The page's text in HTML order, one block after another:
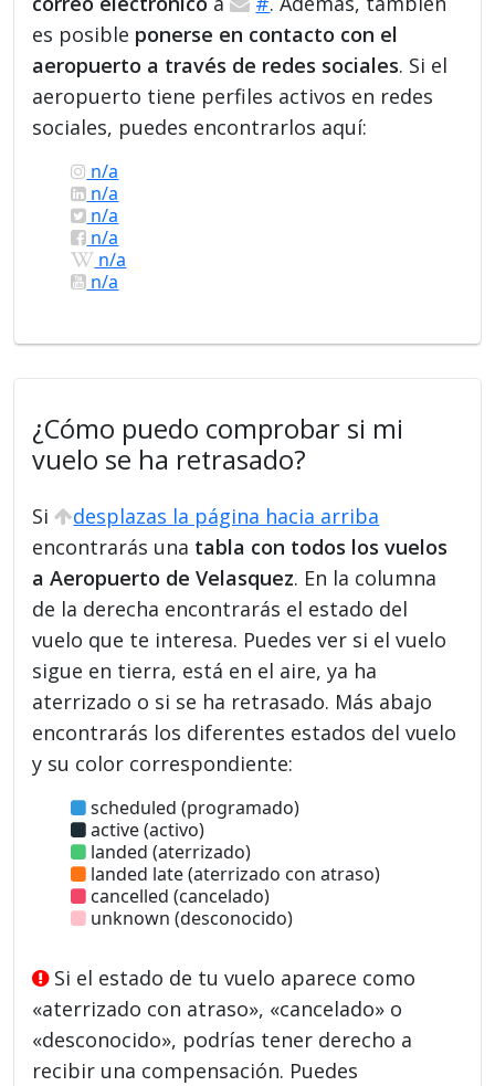
es posible ponerse en contacto con el
aeropuerto a través de redes sociales. Si el
aeropuerto tiene perfiles activos en redes
sociales, puedes encontrarlos aquí:
n/a
n/a
n/a
n/a
n/a
n/a
¿Cómo puedo comprobar si mi
vuelo se ha retrasado?
Si
desplazas la página hacia arriba
encontrarás una tabla con todos los vuelos
a Aeropuerto de Velasquez. En la columna
de la derecha encontrarás el estado del
vuelo que te interesa. Puedes ver si el vuelo
sigue en tierra, está en el aire, ya ha
aterrizado o si se ha retrasado. Más abajo
encontrarás los diferentes estados del vuelo
y su color correspondiente:
scheduled (programado)
active (activo)
landed (aterrizado)
landed late (aterrizado con atraso)
cancelled (cancelado)
unknown (desconocido)
Si el estado de tu vuelo aparece como
«aterrizado con atraso», «cancelado» o
«desconocido», podrías tener derecho a
recibir una compensación. Puedes